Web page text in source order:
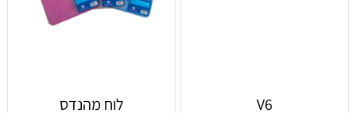
V6 לוח מהנדס